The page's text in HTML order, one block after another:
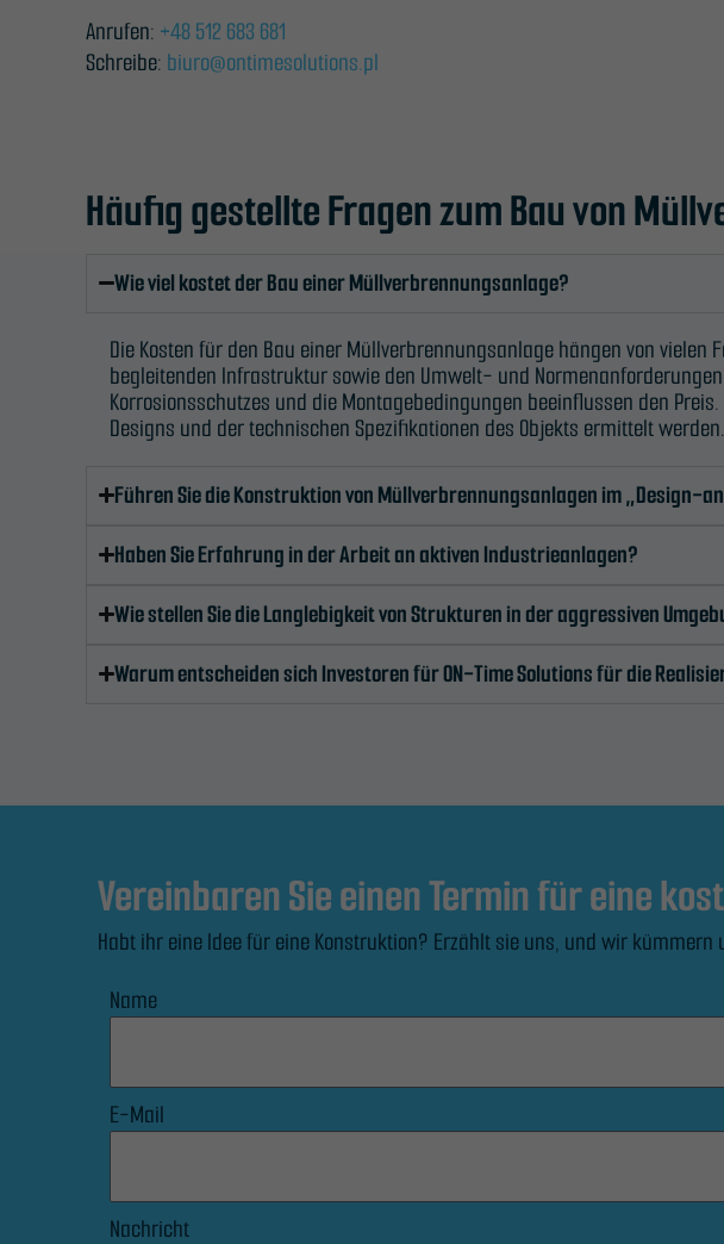
Anrufen: +48 512 683 681
Schreibe: biuro@ontimesolutions.pl
Häufig gestellte Fragen zum Bau von
Wie viel kostet der Bau einer Müllverbrennungsanlage?
Die Kosten für den Bau einer Müllverbrennungsanlage hängen von
begleitenden Infrastruktur sowie den Umwelt- und
Korrosionsschutzes und die Montagebedingungen beeinflussen den
Designs und der technischen Spezifikationen des Objekts ermittelt werden.
Führen Sie die Konstruktion von Müllverbrennungsanlagen im „Design-
Haben Sie Erfahrung in der Arbeit an aktiven Industrieanlagen?
Wie stellen Sie die Langlebigkeit von Strukturen in der aggressiven
Warum entscheiden sich Investoren für ON-Time Solutions für die
Vereinbaren Sie einen Termin für eine
Habt ihr eine Idee für eine Konstruktion? Erzählt sie uns, und wir
Name
E-Mail
Nachricht